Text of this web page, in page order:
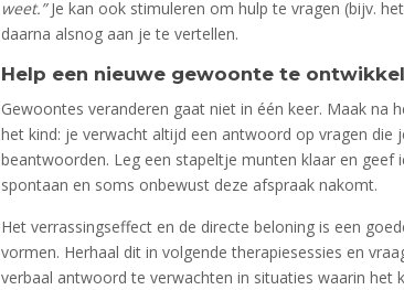
weet.”Je kan ook stimuleren om hulp te vragen (bijv.
daarna alsnog aan je te vertellen.
Help een nieuwe gewoonte te
Gewoontes veranderen gaat niet in één keer. Maak na
het kind: je verwacht altijd een antwoord op vragen die
beantwoorden. Leg een stapeltje munten klaar en geef
spontaan en soms onbewust deze afspraak nakomt.
Het verrassingseffect en de directe beloning is een
vormen. Herhaal dit in volgende therapiesessies en
verbaal antwoord te verwachten in situaties waarin het